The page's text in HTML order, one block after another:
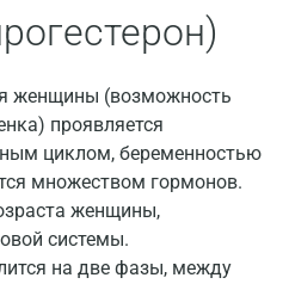
женщины (возможность
проявляется
циклом, беременностью
множеством гормонов.
женщины,
системы.
на две фазы, между